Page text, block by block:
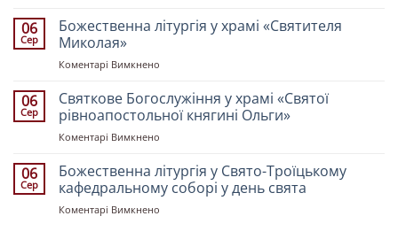
землі
Української»
у
церкві
і
Олени»
06
Сер
Божественна літургія у храмі «Святителя
Миколая»
Коментарі Вимкнено
літургія
храмі
06
Сер
Святкове Богослужіння у храмі «Святої
рівноапостольної княгині Ольги»
Коментарі Вимкнено
Богослужіння
храмі
06
Сер
Божественна літургія у Свято-Троїцькому
кафедральному соборі у день свята
Коментарі Вимкнено